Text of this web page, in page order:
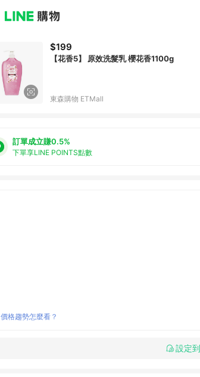
$199
【花香5】 原效洗髮乳 櫻花香1100g
東森購物 ETMall
訂單成立賺0.5%
下單享LINE POINTS點數
價格趨勢怎麼看？
設定